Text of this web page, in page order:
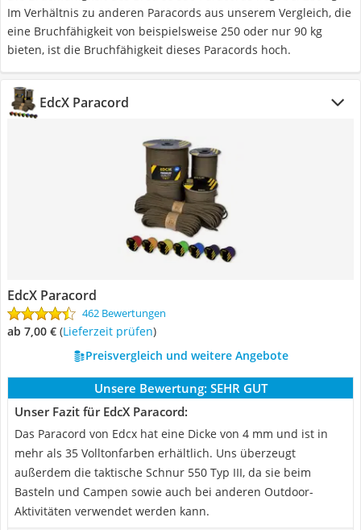
Im Verhältnis zu anderen Paracords aus unserem Vergleich, die
eine Bruchfähigkeit von beispielsweise 250 oder nur 90 kg
bieten, ist die Bruchfähigkeit dieses Paracords hoch.
EdcX Paracord
EdcX Paracord
462 Bewertungen
ab 7,00 € (Lieferzeit prüfen)
Preisvergleich und weitere Angebote
Unsere Bewertung: SEHR GUT
Unser Fazit für EdcX Paracord:
Das Paracord von Edcx hat eine Dicke von 4 mm und ist in
mehr als 35 Volltonfarben erhältlich. Uns überzeugt
außerdem die taktische Schnur 550 Typ III, da sie beim
Basteln und Campen sowie auch bei anderen Outdoor-
Aktivitäten verwendet werden kann.